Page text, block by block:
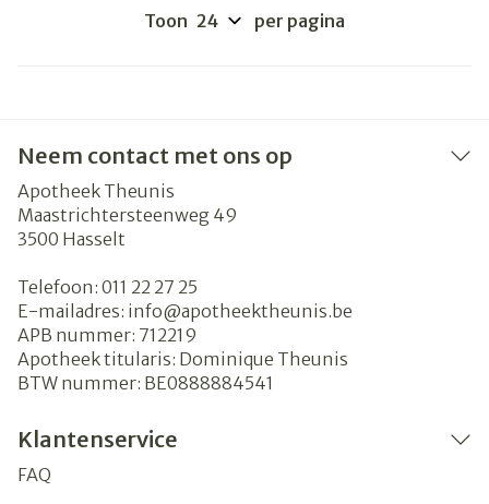
Toon per pagina
Neem contact met ons op
Apotheek Theunis
Maastrichtersteenweg 49
3500 Hasselt
Telefoon: 011 22 27 25
E-mailadres: info@apotheektheunis.be
APB nummer: 712219
Apotheek titularis: Dominique Theunis
BTW nummer: BE0888884541
Klantenservice
FAQ